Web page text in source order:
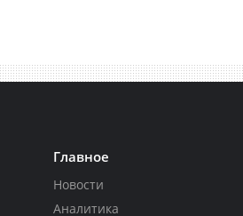
Главное
Новости
Аналитика